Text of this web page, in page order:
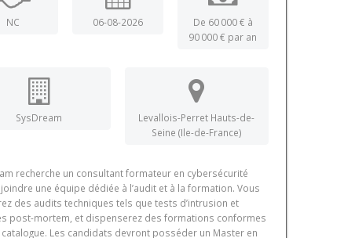
NC 06-08-2026
De 60 000 € à
90 000 € par an
SysDream
Levallois-Perret Hauts-de-
Seine (Ile-de-France)
recherche un consultant formateur en cybersécurité
une équipe dédiée à l’audit et à la formation. Vous
des audits techniques tels que tests d’intrusion et
post-mortem, et dispenserez des formations conformes
Les candidats devront posséder un Master en